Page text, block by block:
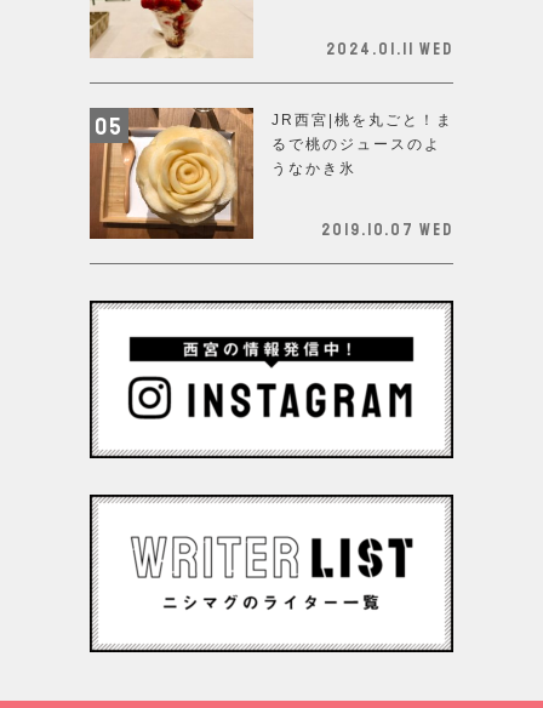
2024.01.11 Wed
JR西宮|桃を丸ごと！ま
るで桃のジュースのよ
うなかき氷
2019.10.07 Wed